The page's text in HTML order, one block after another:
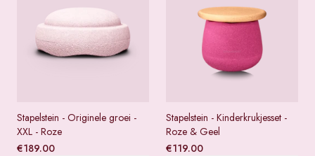
Stapelstein - Originele groei -
XXL - Roze
€189.00
Stapelstein - Kinderkrukjesset -
Roze & Geel
€119.00